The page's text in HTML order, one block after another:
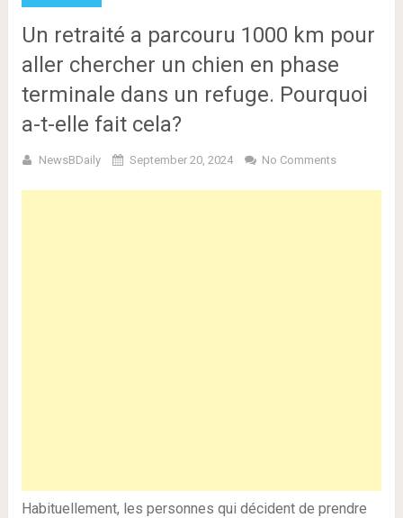
Un retraité a parcouru 1000 km pour
aller chercher un chien en phase
terminale dans un refuge. Pourquoi
a-t-elle fait cela?
NewsBDaily September 20, 2024 No Comments
Habituellement, les personnes qui décident de prendre